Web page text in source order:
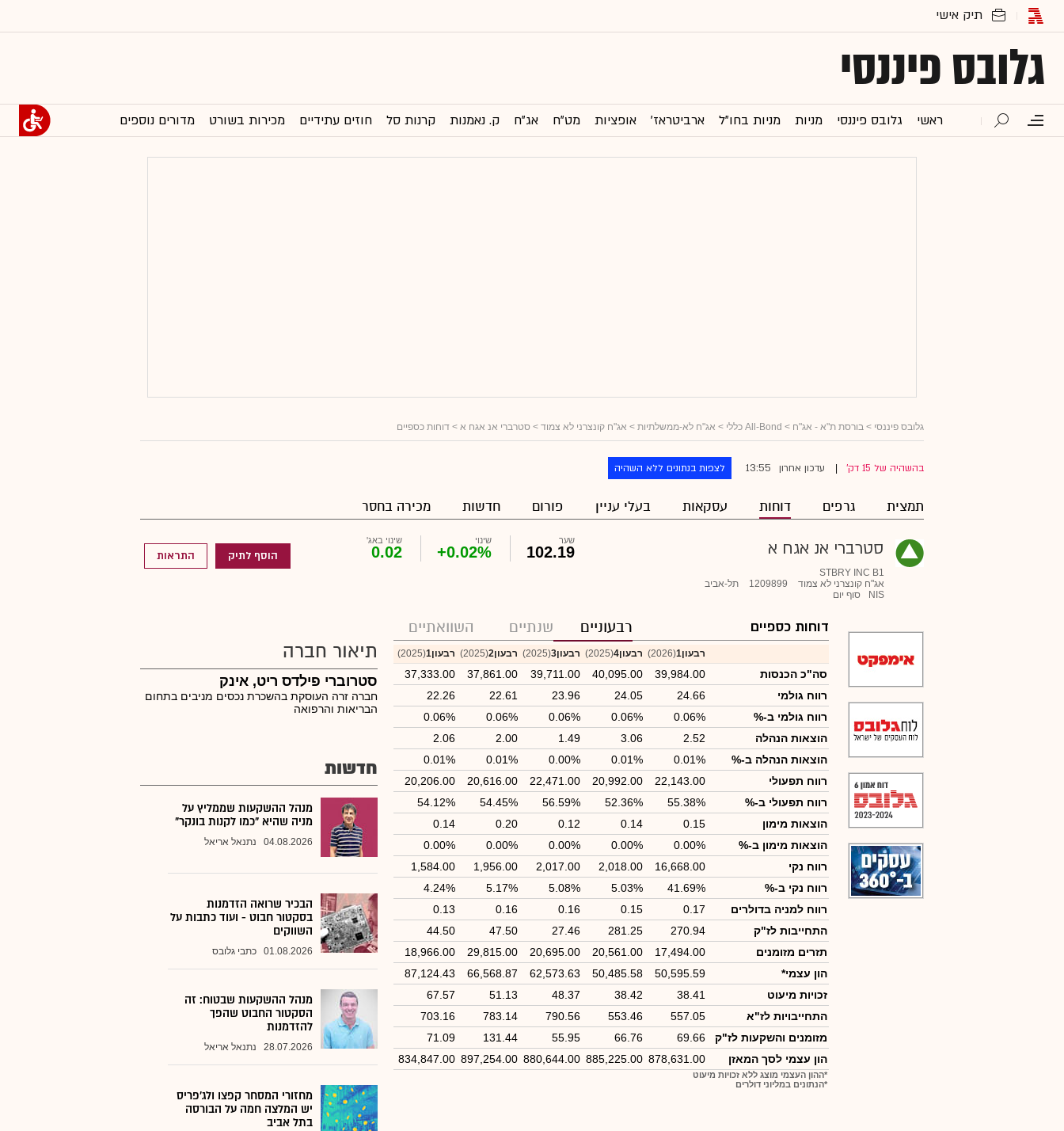
גלובס פיננסי
ראשי גלובס פיננסי מניות מניות בחו"ל ארביטראז' אופציות מט"ח אג"ח ק. נאמנות קרנות סל חוזים עתידיים מכירות בשורט מדורים נוספים
גלובס פיננסי > בורסת ת"א - אג"ח > All-Bond כללי > אג"ח לא-ממשלתיות > אג"ח קונצרני לא צמוד > סטרברי אנ אגח א > דוחות כספיים
בהשהיה של 15 דק' עדכון אחרון 13:55 לצפות בנתונים ללא השהיה
תמצית גרפים דוחות עסקאות בעלי עניין פורום חדשות מכירה בחסר
סטרברי אנ אגח א
STBRY INC B1
אג"ח קונצרני לא צמוד
1209899
תל-אביב
NIS
סוף יום
שער
102.19
שינוי
+0.02%
שינוי באג'
0.02 הוסף לתיק התראות
דוחות כספיים רבעוניים שנתיים השוואתיים
רבעון1 (2026) רבעון4 (2025) רבעון3 (2025) רבעון2 (2025) רבעון1 (2025)
סה"כ הכנסות 39,984.00
40,095.00
39,711.00
37,861.00
37,333.00
רווח גולמי
24.66
24.05
23.96
22.61
22.26
רווח גולמי ב-%
0.06%
0.06%
0.06%
0.06%
0.06%
הוצאות הנהלה
2.52
3.06
1.49
2.00
2.06
הוצאות הנהלה ב-%
0.01%
0.01%
0.00%
0.01%
0.01%
רווח תפעולי
22,143.00
20,992.00
22,471.00
20,616.00
20,206.00
רווח תפעולי ב-%
55.38%
52.36%
56.59%
54.45%
54.12%
הוצאות מימון
0.15
0.14
0.12
0.20
0.14
הוצאות מימון ב-%
0.00%
0.00%
0.00%
0.00%
0.00%
רווח נקי
16,668.00
2,018.00
2,017.00
1,956.00
1,584.00
רווח נקי ב-%
41.69%
5.03%
5.08%
5.17%
4.24%
רווח למניה בדולרים
0.17
0.15
0.16
0.16
0.13
התחייבות לז"ק
270.94
281.25
27.46
47.50
44.50
תזרים מזומנים
17,494.00
20,561.00
20,695.00
29,815.00
18,966.00
הון עצמי*
50,595.59
50,485.58
62,573.63
66,568.87
87,124.43
זכויות מיעוט
38.41
38.42
48.37
51.13
67.57
התחייבויות לז"א
557.05
553.46
790.56
783.14
703.16
מזומנים והשקעות לז"ק
69.66
66.76
55.95
131.44
71.09
הון עצמי לסך המאזן
878,631.00
885,225.00
880,644.00
897,254.00
834,847.00
*ההון העצמי מוצג ללא זכויות מיעוט
*הנתונים במליוני דולרים
תיאור חברה
סטרוברי פילדס ריט, אינק
חברה זרה העוסקת בהשכרת נכסים מניבים בתחום
הבריאות והרפואה
חדשות
מנהל ההשקעות שממליץ על
מניה שהיא "כמו לקנות בונקר"
04.08.2026 נתנאל אריאל
הבכיר שרואה הזדמנות
בסקטור חבוט - ועוד כתבות על
השווקים
01.08.2026 כתבי גלובס
מנהל ההשקעות שבטוח: זה
הסקטור החבוט שהפך
להזדמנות
28.07.2026 נתנאל אריאל
מחזורי המסחר קפצו ולג'פריס
יש המלצה חמה על הבורסה
בתל אביב